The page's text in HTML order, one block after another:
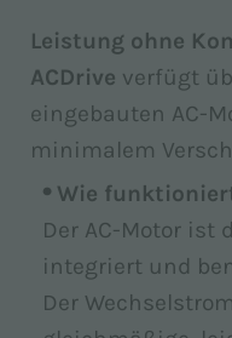
Leistung ohne
ACDrive verfügt
eingebauten AC-
minimalem
Wie
Der AC-Motor ist
integriert und
Der